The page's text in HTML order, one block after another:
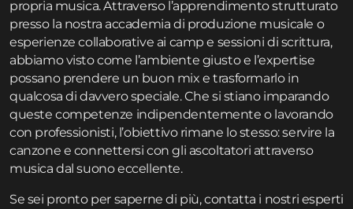
propria musica. Attraverso l’apprendimento strutturato
presso la nostra accademia di produzione musicale o
esperienze collaborative ai camp e sessioni di scrittura,
abbiamo visto come l’ambiente giusto e l’expertise
possano prendere un buon mix e trasformarlo in
qualcosa di davvero speciale. Che si stiano imparando
queste competenze indipendentemente o lavorando
con professionisti, l’obiettivo rimane lo stesso: servire la
canzone e connettersi con gli ascoltatori attraverso
musica dal suono eccellente.
Se sei pronto per saperne di più,contatta i nostri esperti